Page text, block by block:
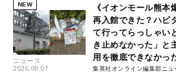
NEW
ニュース
2026.08.07
《イオンモール熊
再入館できた？ハビ
て行ってらっしゃい
き止めなかった」と
用を徹底できなかっ
集英社オンライン編集部ニュ